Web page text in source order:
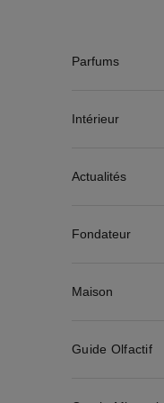
Parfums
Intérieur
Actualités
Fondateur
Maison
Guide Olfactif